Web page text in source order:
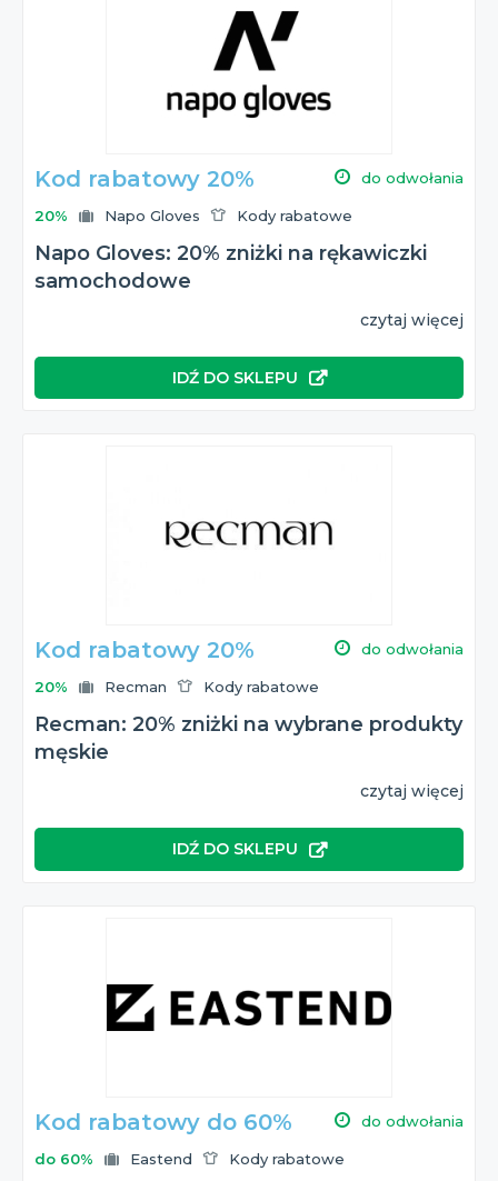
Kod rabatowy 20% do odwołania
20% Napo Gloves Kody rabatowe
Napo Gloves: 20% zniżki na rękawiczki
samochodowe
czytaj więcej
IDŹ DO SKLEPU
Kod rabatowy 20% do odwołania
20% Recman Kody rabatowe
Recman: 20% zniżki na wybrane produkty
męskie
czytaj więcej
IDŹ DO SKLEPU
Kod rabatowy do 60% do odwołania
do 60% Eastend Kody rabatowe